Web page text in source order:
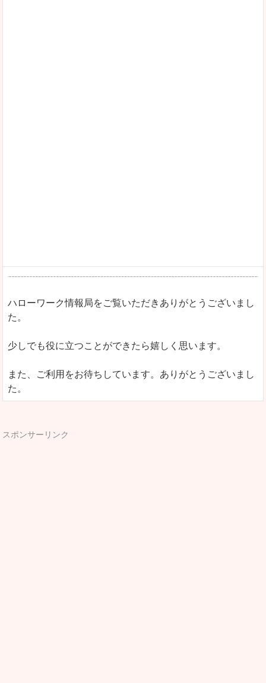
ハローワーク情報局をご覧いただきありがとうございまし
た。
少しでも役に立つことができたら嬉しく思います。
また、ご利用をお待ちしています。ありがとうございまし
た。
スポンサーリンク